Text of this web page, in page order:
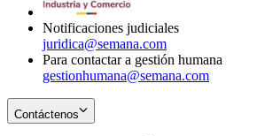
Notificaciones judiciales
juridica@semana.com
Para contactar a gestión humana
gestionhumana@semana.com
Contáctenos